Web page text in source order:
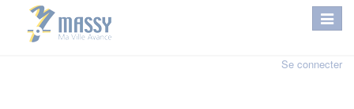
Se connecter